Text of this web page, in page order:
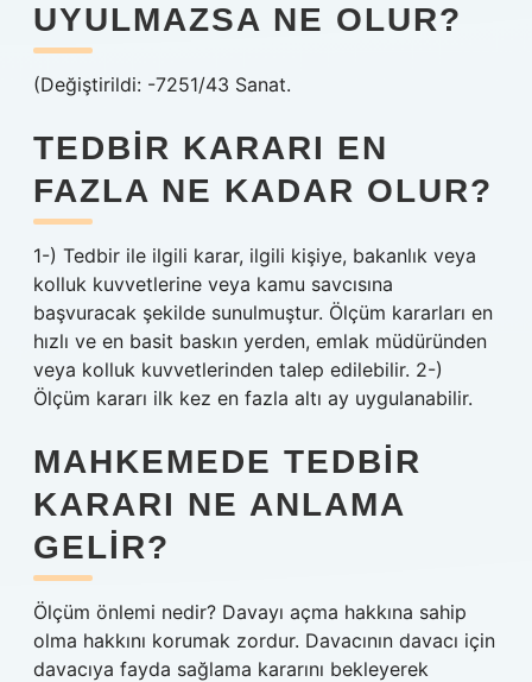
UYULMAZSA NE OLUR?
(Değiştirildi: -7251/43 Sanat.
TEDBIR KARARI EN
FAZLA NE KADAR OLUR?
1-) Tedbir ile ilgili karar, ilgili kişiye, bakanlık veya
kolluk kuvvetlerine veya kamu savcısına
başvuracak şekilde sunulmuştur. Ölçüm kararları en
hızlı ve en basit baskın yerden, emlak müdüründen
veya kolluk kuvvetlerinden talep edilebilir. 2-)
Ölçüm kararı ilk kez en fazla altı ay uygulanabilir.
MAHKEMEDE TEDBIR
KARARI NE ANLAMA
GELIR?
Ölçüm önlemi nedir? Davayı açma hakkına sahip
olma hakkını korumak zordur. Davacının davacı için
davacıya fayda sağlama kararını bekleyerek